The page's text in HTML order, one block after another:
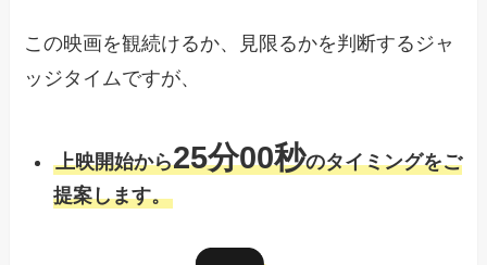
この映画を観続けるか、見限るかを判断するジャ
ッジタイムですが、
上映開始から25分00秒のタイミングをご
提案します。